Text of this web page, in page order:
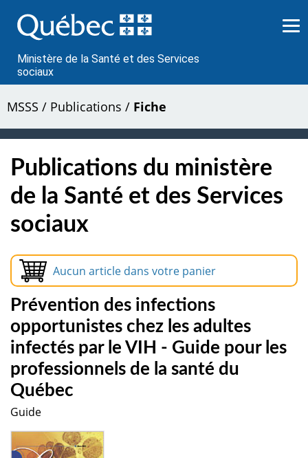
au
contenu
Ministère de la Santé et des Services
sociaux
MSSS / Publications / Fiche
Publications du ministère
de la Santé et des Services
sociaux
Aucun article dans votre panier
Prévention des infections
opportunistes chez les adultes
infectés par le VIH - Guide pour les
professionnels de la santé du
Québec
Guide